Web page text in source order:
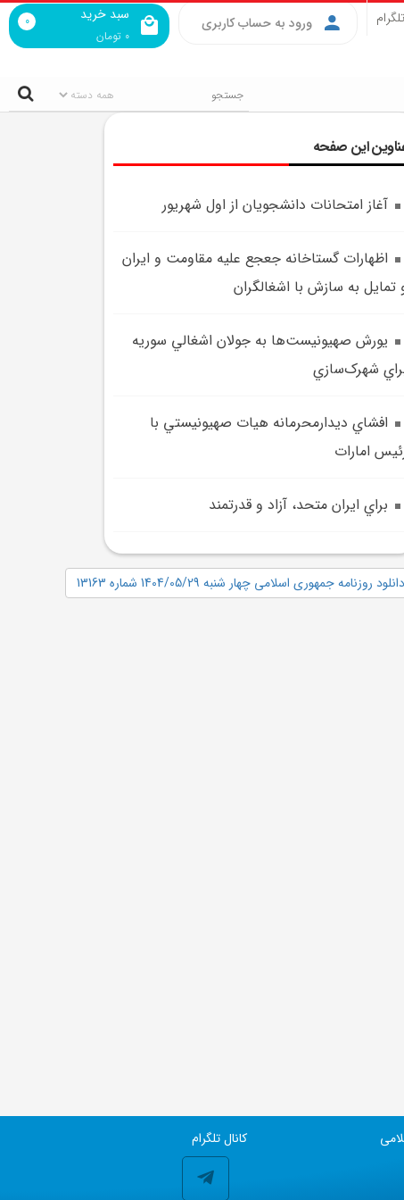
سبد خرید
0 تومان
0 ورود به حساب کاربری تلگرام
این صفحه
آغاز امتحانات دانشجويان از اول شهريور
اظهارات گستاخانه جعجع عليه مقاومت و ايران
تمايل به سازش با اشغالگران
يورش صهيونيست‌ها به جولان اشغالي سوريه
شهرک‌سازي
افشاي ديدارمحرمانه هيات صهيونيستي با
امارات
براي ايران متحد، آزاد و قدرتمند
دانلود روزنامه جمهوری اسلامی چهار شنبه 1404/05/29 شماره 13163
کانال تلگرام